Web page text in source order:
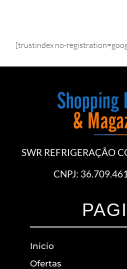
[trustindex no-
SWR REFRIGERAÇÃO
CNPJ:
Inicio
Ofertas